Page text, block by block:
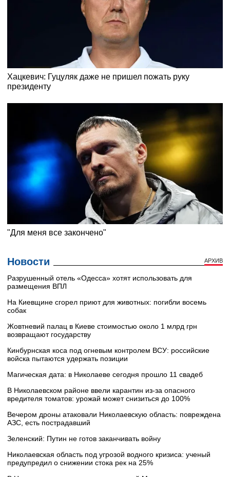
Новости АРХИВ
Разрушенный отель «Одесса» хотят использовать для
размещения ВПЛ
На Киевщине сгорел приют для животных: погибли восемь
собак
Жовтневий палац в Киеве стоимостью около 1 млрд грн
возвращают государству
Кинбурнская коса под огневым контролем ВСУ: российские
войска пытаются удержать позиции
Магическая дата: в Николаеве сегодня прошло 11 свадеб
В Николаевском районе ввели карантин из-за опасного
вредителя томатов: урожай может снизиться до 100%
Вечером дроны атаковали Николаевскую область: повреждена
АЗС, есть пострадавший
Зеленский: Путин не готов заканчивать войну
Николаевская область под угрозой водного кризиса: ученый
предупредил о снижении стока рек на 25%